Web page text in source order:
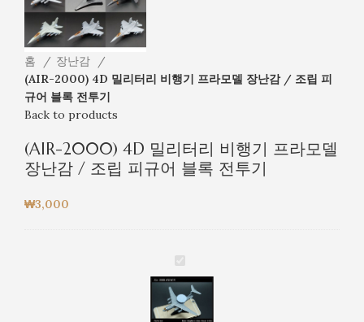
홈
장난감
(AIR-2000) 4D 밀리터리 비행기 프라모델 장난감 / 조립 피
규어 블록 전투기
Back to products
(AIR-2000) 4D 밀리터리 비행기 프라모델
장난감 / 조립 피규어 블록 전투기
₩3,000
(AIR-
2000)
4D
밀